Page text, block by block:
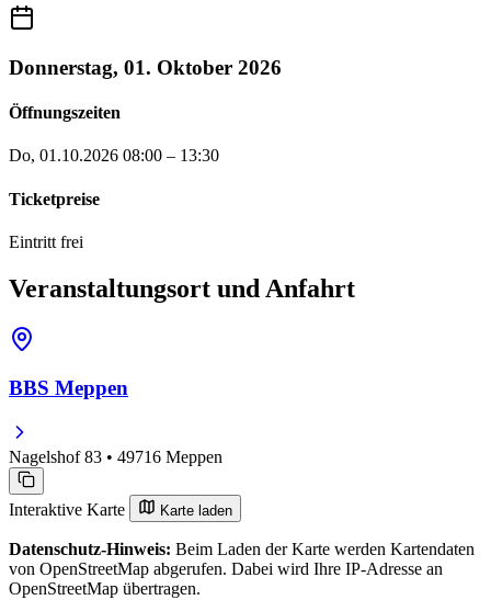
Donnerstag, 01. Oktober 2026
Öffnungszeiten
Do, 01.10.2026 08:00 – 13:30
Ticketpreise
Eintritt frei
Veranstaltungsort und Anfahrt
BBS Meppen
Nagelshof 83 • 49716 Meppen
Interaktive Karte Karte laden
Datenschutz-Hinweis: Beim Laden der Karte werden Kartendaten
von OpenStreetMap abgerufen. Dabei wird Ihre IP-Adresse an
OpenStreetMap übertragen.